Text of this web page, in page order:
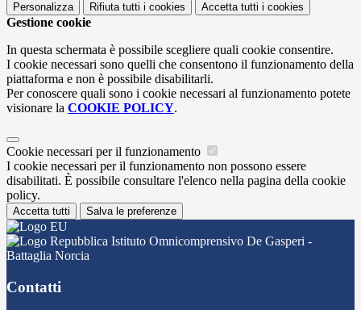
Personalizza Rifiuta tutti i cookies Accetta tutti i cookies
Gestione cookie
In questa schermata è possibile scegliere quali cookie consentire.
I cookie necessari sono quelli che consentono il funzionamento della
piattaforma e non è possibile disabilitarli.
Per conoscere quali sono i cookie necessari al funzionamento potete
visionare la COOKIE POLICY.
Cookie necessari per il funzionamento
I cookie necessari per il funzionamento non possono essere
disabilitati. È possibile consultare l'elenco nella pagina della cookie
policy.
Accetta tutti Salva le preferenze
Istituto Omnicomprensivo De Gasperi -
Battaglia Norcia
Contatti